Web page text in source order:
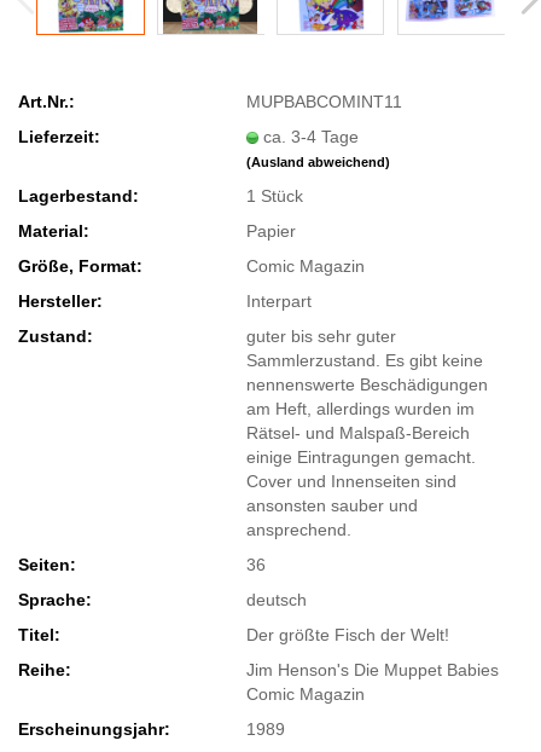
Art.Nr.:
MUPBABCOMINT11
Lieferzeit:
ca. 3-4 Tage
(Ausland abweichend)
Lagerbestand: 1 Stück
Material:
Papier
Größe, Format:
Comic Magazin
Hersteller:
Interpart
Zustand:
guter bis sehr guter
Sammlerzustand. Es gibt keine
nennenswerte Beschädigungen
am Heft, allerdings wurden im
Rätsel- und Malspaß-Bereich
einige Eintragungen gemacht.
Cover und Innenseiten sind
ansonsten sauber und
ansprechend.
Seiten:
36
Sprache:
deutsch
Titel:
Der größte Fisch der Welt!
Reihe:
Jim Henson's Die Muppet Babies
Comic Magazin
Erscheinungsjahr:
1989